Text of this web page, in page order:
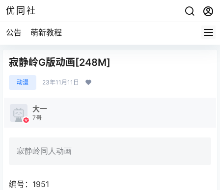
优同社
公告 萌新教程
寂静岭G版动画[248M]
动漫 23年11月11日
大一
7哥
寂静岭同人动画
编号：1951